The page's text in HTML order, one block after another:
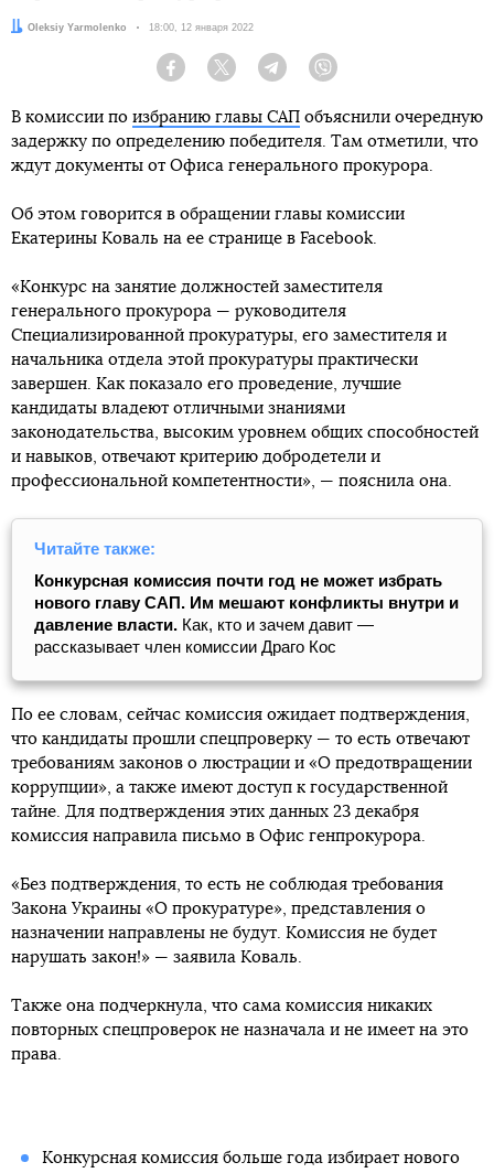
Автор:
Oleksiy Yarmolenko Дата:
18:00, 12 января 2022
Facebook Twitter Telegram
В комиссии по избранию главы САП объяснили очередную
задержку по определению победителя. Там отметили, что
ждут документы от Офиса генерального прокурора.
Об этом говорится в обращении главы комиссии
Екатерины Коваль на ее странице в Facebook.
«Конкурс на занятие должностей заместителя
генерального прокурора — руководителя
Специализированной прокуратуры, его заместителя и
начальника отдела этой прокуратуры практически
завершен. Как показало его проведение, лучшие
кандидаты владеют отличными знаниями
законодательства, высоким уровнем общих способностей
и навыков, отвечают критерию добродетели и
профессиональной компетентности», — пояснила она.
Читайте также:
Конкурсная комиссия почти год не может избрать
нового главу САП. Им мешают конфликты внутри и
давление власти. Как, кто и зачем давит —
рассказывает член комиссии Драго Кос
По ее словам, сейчас комиссия ожидает подтверждения,
что кандидаты прошли спецпроверку — то есть отвечают
требованиям законов о люстрации и «О предотвращении
коррупции», а также имеют доступ к государственной
тайне. Для подтверждения этих данных 23 декабря
комиссия направила письмо в Офис генпрокурора.
«Без подтверждения, то есть не соблюдая требования
Закона Украины «О прокуратуре», представления о
назначении направлены не будут. Комиссия не будет
нарушать закон!» — заявила Коваль.
Также она подчеркнула, что сама комиссия никаких
повторных спецпроверок не назначала и не имеет на это
права.
Конкурсная комиссия больше года избирает нового